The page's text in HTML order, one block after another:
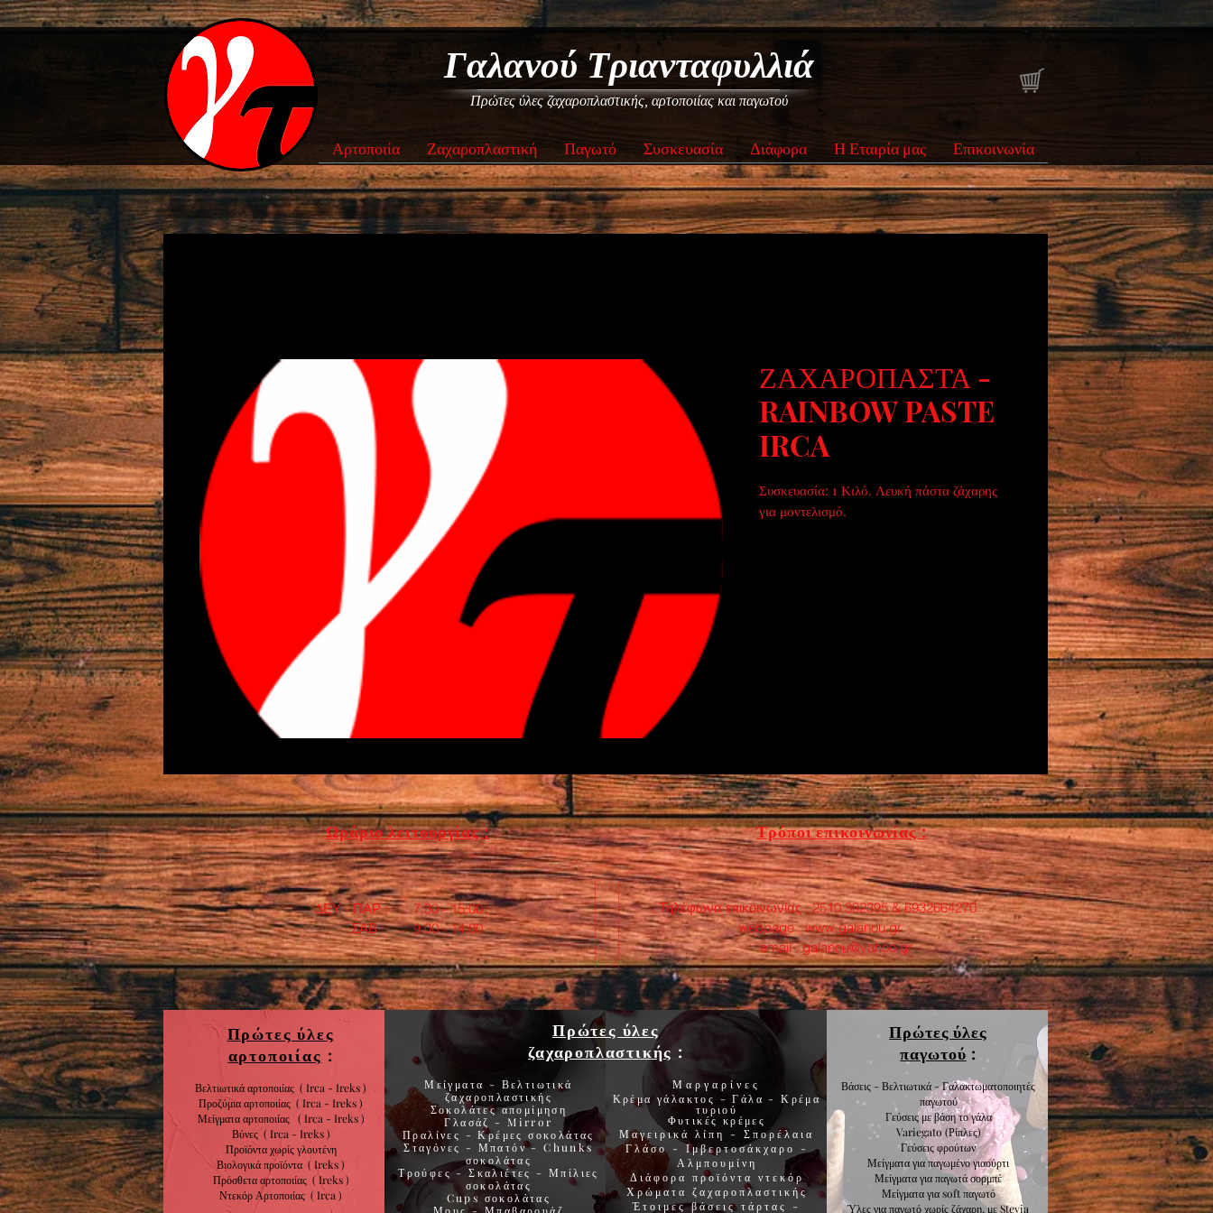
Γαλανού Τριανταφυλλιά
Πρώτες ύλες ζαχαροπλαστικής, αρτοποιίας και παγωτού
Αρτοποιία Ζαχαροπλαστική Παγωτό Συσκευασία Διάφορα Η Εταιρία μας Επικοινωνία
ΖΑΧΑΡΟΠΑΣΤΑ -
RAINBOW PASTE
IRCA
Συσκευασία: 1 Κιλό. Λευκή πάστα ζάχαρης
για μοντελισμό.
Ωράριο λειτουργίας :
ΔΕΥ - ΠΑΡ : 7:30 - 15:00
​ ΣΑΒ : 9:00 - 14:00
Τρόποι επικοινωνίας :
Τηλέφωνα επικοινωνίας : 2510 392395 & 6932664270
webpage :www.galanou.gr
email :galanou@yahoo.gr
Πρώτες ύλες
αρτοποιίας :
Βελτιωτικά αρτοποιίας ( Irca - Ireks )
Προζύμια αρτοποιίας ( Irca - Ireks )
Μείγματα αρτοποιίας ( Irca - Ireks )
Βύνες ( Irca - Ireks )
Προϊόντα χωρίςγλουτένη
Βιολογικάπροϊόντα ( Ireks )
Πρόσθετα αρτοποιίας (Ireks )
Ντεκόρ Αρτοποιίας ( Irca )
Μείγματα - Βελτιωτικά
ζαχαροπλαστικής
Σοκολάτεςαπομίμηση
Γλασάζ - Mirror
Πραλίνες - Κρέμες σοκολάτας
Σταγόνες - Μπατόν-Chunks
σοκολάτας
Τρούφες-Σκαλιέτες -Μπίλιες
σοκολάτας
Cups σοκολάτας
Μαργαρίνες
Κρέμα γάλακτος - Γάλα - Κρέμα
τυριού
Φυτικές κρέμες
Μαγειρικά λίπη - Σπορέλαια
Γλάσο -Ιμβερτοσάκχαρο -
Αλμπουμίνη
Διάφορα προϊόντα ντεκόρ
Χρώματα ζαχαροπλαστικής
Έτοιμες βάσεις τάρτας
-
Πρώτες ύλες
παγωτού :
Βάσεις - Βελτιωτικά - Γαλακτωματοποιητές
παγωτού
Γεύσεις με βάση το γάλα
Variegato (Ρίπλες)
Γεύσειςφρούτων
Μείγματα γιαπαγωμένο γιαούρτι
Μείγματα γιαπαγωτά σορμπέ
Μείγματα γιαsoft παγωτό
Ύλες για παγωτό χωρίς ζάχαρη, με Stevia
Πρώτες ύλες
ζαχαροπλαστικής :